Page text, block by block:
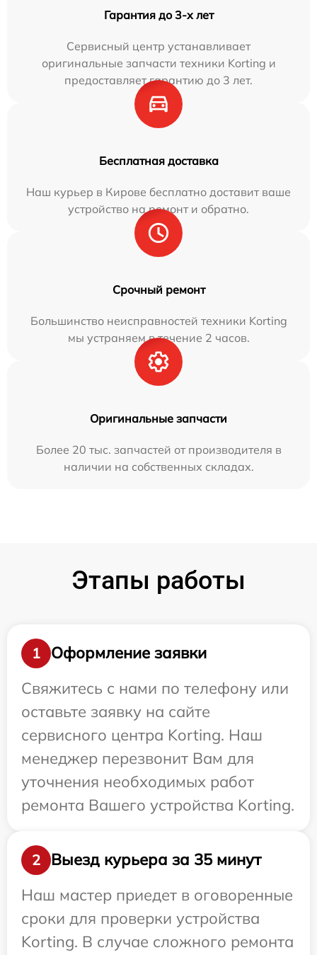
Гарантия до 3-х лет
Сервисный центр устанавливает
оригинальные запчасти техники Korting и
предоставляет гарантию до 3 лет.
Бесплатная доставка
Наш курьер в Кирове бесплатно доставит ваше
устройство на ремонт и обратно.
Срочный ремонт
Большинство неисправностей техники Korting
мы устраняем в течение 2 часов.
Оригинальные запчасти
Более 20 тыс. запчастей от производителя в
наличии на собственных складах.
Этапы работы
1
Оформление заявки
Свяжитесь с нами по телефону или
оставьте заявку на сайте
сервисного центра Korting. Наш
менеджер перезвонит Вам для
уточнения необходимых работ
ремонта Вашего устройства Korting.
2
Выезд курьера за 35 минут
Наш мастер приедет в оговоренные
сроки для проверки устройства
Korting. В случае сложного ремонта